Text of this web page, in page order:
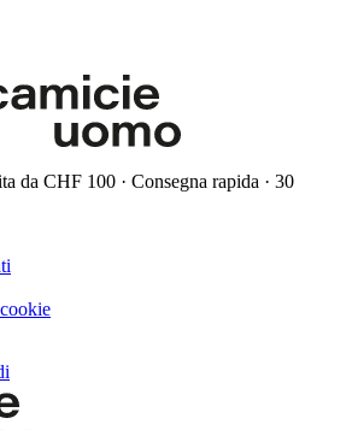
da CHF 100 · Consegna rapida · 30